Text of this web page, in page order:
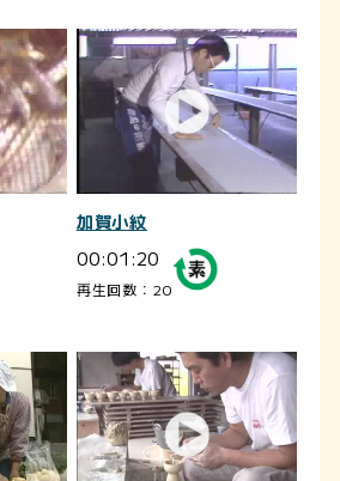
加賀小紋
00:01:20
再生回数：20